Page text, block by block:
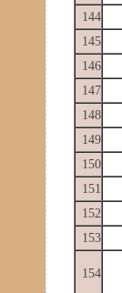
144
145
146
147
148
149
150
151
152
153
154